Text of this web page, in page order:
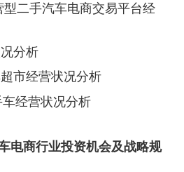
二手汽车电商交易平台经
分析
市经营状况分析
经营状况分析
电商行业投资机会及战略规